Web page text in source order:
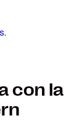
.
con la